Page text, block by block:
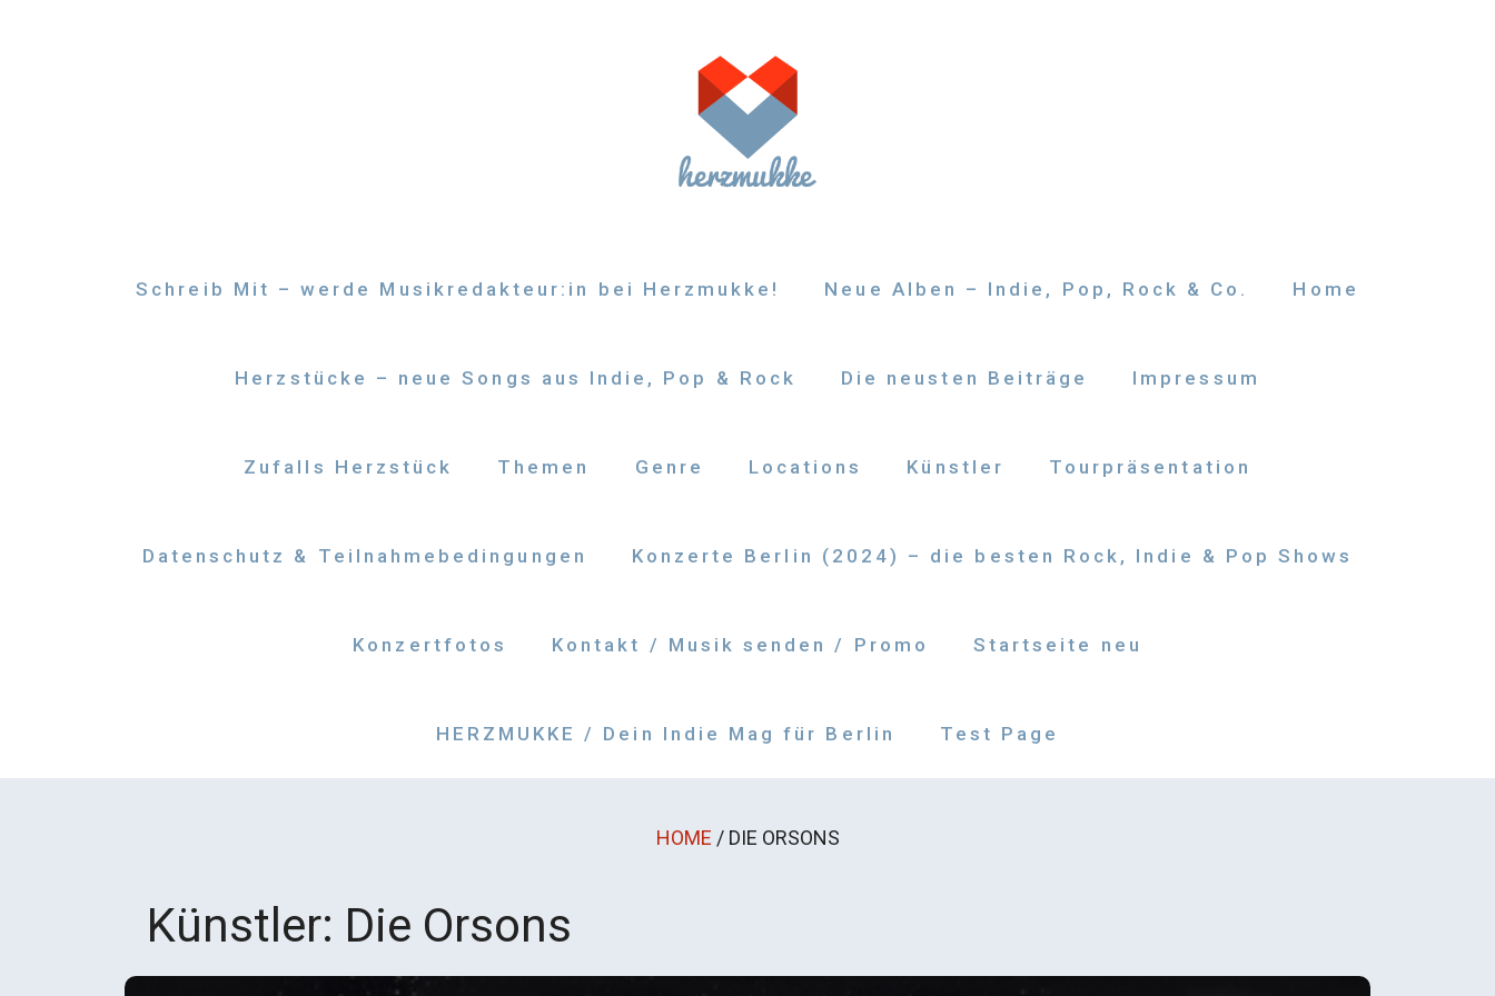
Schreib Mit – werde Musikredakteur:in bei Herzmukke! Neue Alben – Indie, Pop, Rock & Co. Home
Herzstücke – neue Songs aus Indie, Pop & Rock Die neusten Beiträge Impressum
Zufalls Herzstück Themen Genre Locations Künstler Tourpräsentation
Datenschutz & Teilnahmebedingungen Konzerte Berlin (2024) – die besten Rock, Indie & Pop Shows
Konzertfotos Kontakt / Musik senden / Promo Startseite neu
HERZMUKKE / Dein Indie Mag für Berlin Test Page
HOME /DIE ORSONS
Künstler: Die Orsons